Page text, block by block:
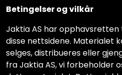
Betingelser og vilkår
Jaktia AS har
disse nettsidene. Materialet
selges, distribueres eller
fra Jaktia AS, vi forbeholder